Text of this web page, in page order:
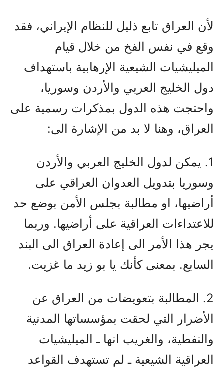
لأن العراق تابع ذليل للنظام الإيراني، فقد
وقع في نفس الفخ من خلال قيام
الميليشيات الشيعية الإرهابية باستهداف
دول الخليج العربي والأردن وسوريا،
واحتجت هذه الدول بمذكرات رسمية على
العراق، وهنا لا بد من الإشارة الى:
1. يمكن لدول الخليج العربي والأردن
وسوريا بتدويل العدوان العراقي على
أراضيها، او مطالبة بجلس الأمن بوضع حد
للاعتداءات العراقية على أراضيها. وربما
يجر هذا الأمر الى إعادة العراق الى البند
السابع. بمعنى كأنك يا بو زيد ما غزيت.
2. المطالبة بتعويضات من العراق عن
الأضرار التي لحقت بمؤسساتها المدنية
والنفطية، والغريب انها ـ الميليشيات
العراقية الشيعية ـ لم تستهدف القواعد